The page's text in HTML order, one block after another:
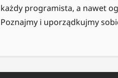
każdy programista, a nawet
Poznajmy i uporządkujmy